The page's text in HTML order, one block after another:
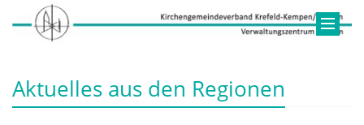
Aktuelles aus den Regionen